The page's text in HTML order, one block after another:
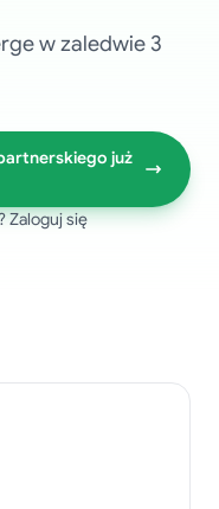
w zaledwie 3
już
Zaloguj się